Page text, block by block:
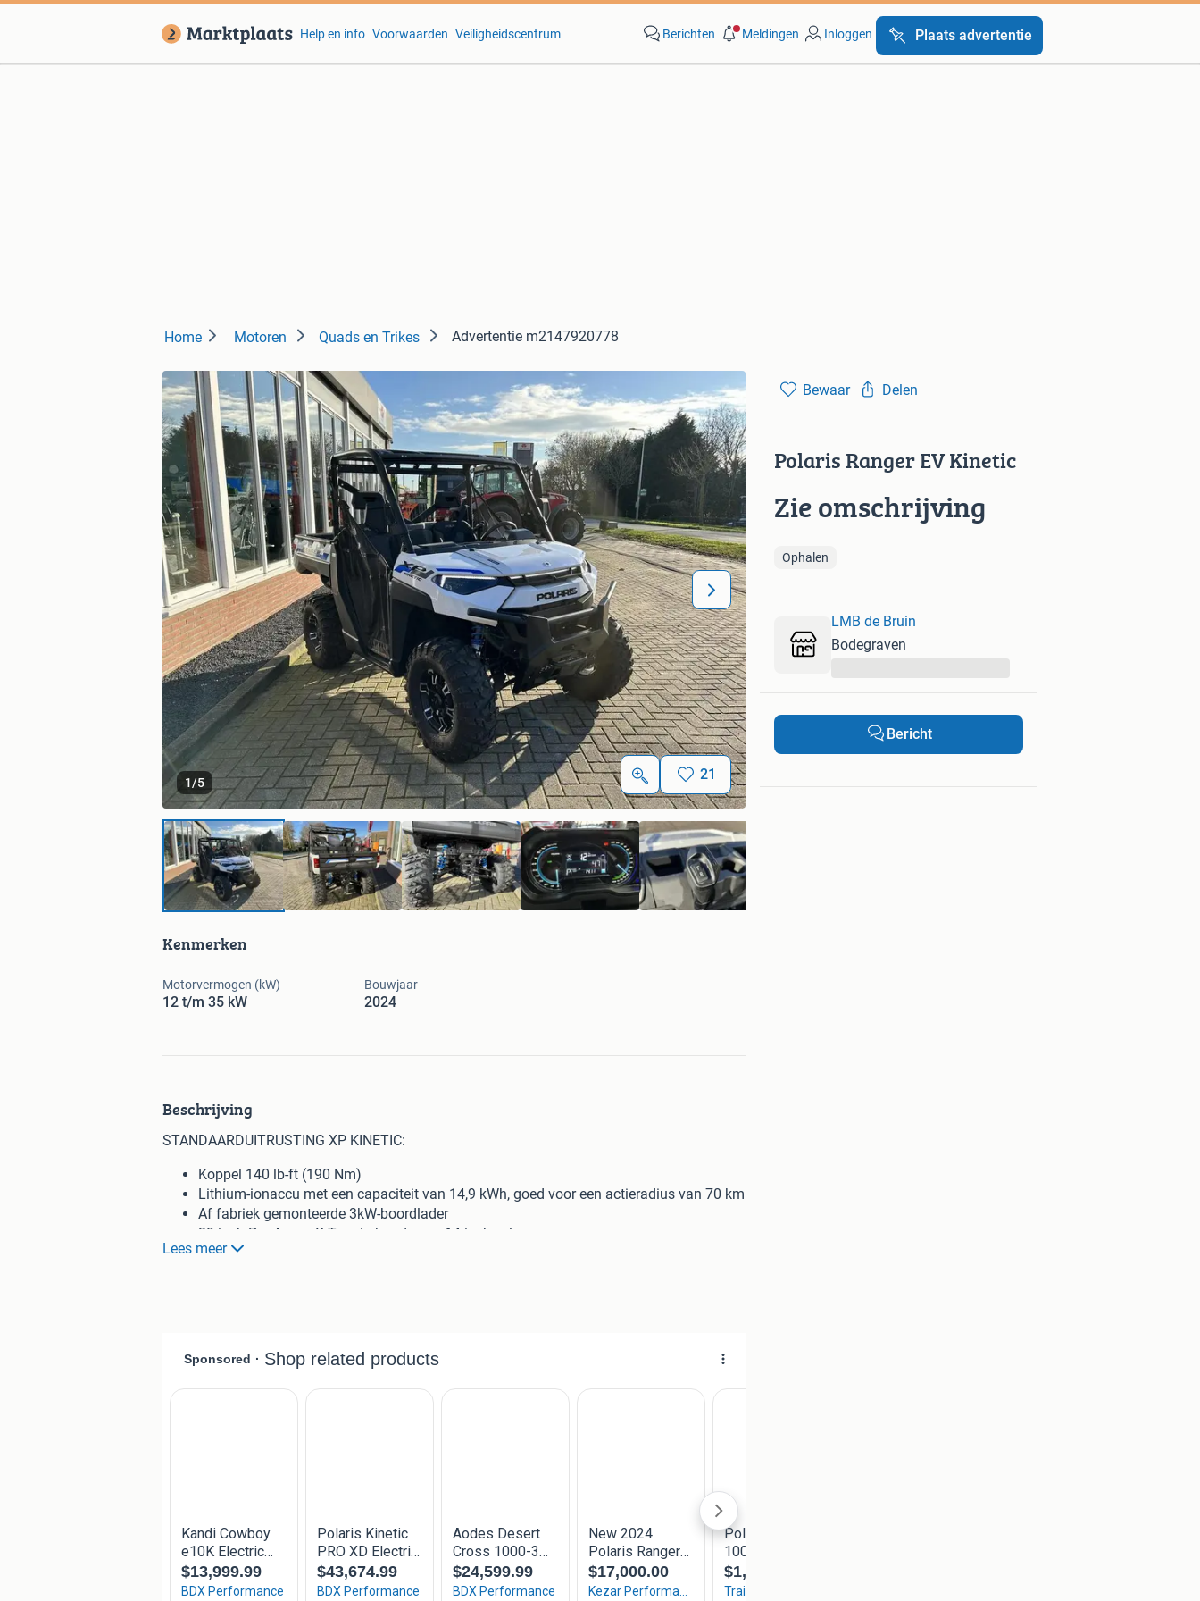
Help en info Voorwaarden Veiligheidscentrum Berichten Meldingen Inloggen Plaats advertentie
Home Motoren Quads en Trikes Advertentie m2147920778
1/5 21
Kenmerken
Motorvermogen (kW)
12 t/m 35 kW
Bouwjaar
2024
Beschrijving
STANDAARDUITRUSTING XP KINETIC:
Koppel 140 lb-ft (190 Nm)
Lithium-ionaccu met een capaciteit van 14,9 kWh, goed voor een actieradius van 70 km
Af fabriek gemonteerde 3kW-boordlader
29 inch Pro Armor X-Terrain-banden en 14 inch velgen
Bodemvrijheid 35,5 cm
Wie zijn wij?
LMB de Bruin
Dammekant 115
2411 CC Bodegraven
Lees meer
Bewaar Delen
Polaris Ranger EV Kinetic
Zie omschrijving
Ophalen
LMB de Bruin
Bodegraven
Bericht